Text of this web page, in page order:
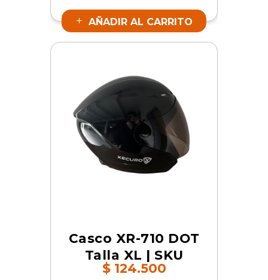
AÑADIR AL CARRITO
Casco XR-710 DOT
Talla XL | SKU
17040
$124.500